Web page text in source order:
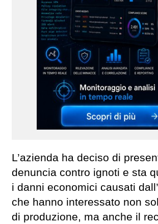
L’azienda ha deciso di
denuncia contro ignoti e sta
i danni economici causati
che hanno interessato non
di produzione, ma anche il